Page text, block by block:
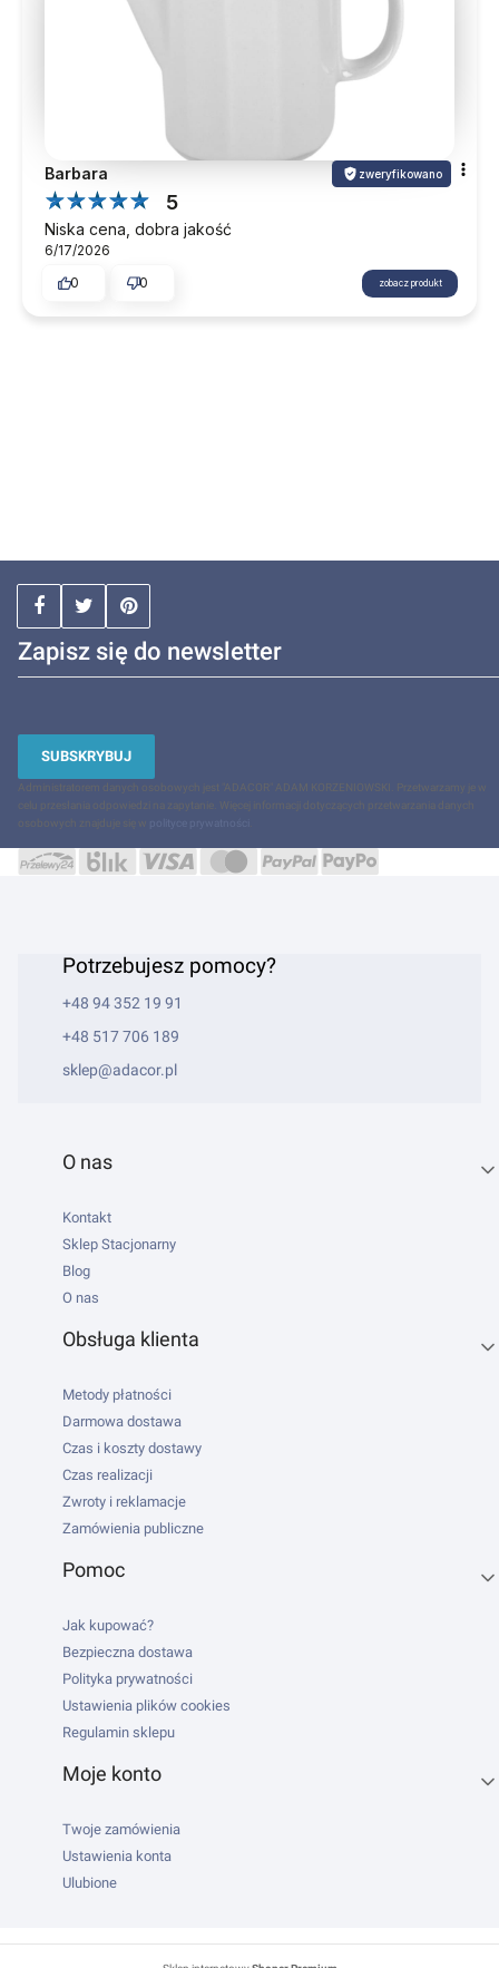
Barbara zweryfikowano
5
Niska cena, dobra jakość
6/17/2026
0
0 zobacz produkt
Zapisz się do newsletter
SUBSKRYBUJ
Administratorem danych osobowych jest "ADACOR" ADAM KORZENIOWSKI. Przetwarzamy je w
celu przesłania odpowiedzi na zapytanie. Więcej informacji dotyczących przetwarzania danych
osobowych znajduje się w
Potrzebujesz pomocy?
+48 94 352 19 91
+48 517 706 189
sklep@adacor.pl
Linki w stopce
O nas
Kontakt
Sklep Stacjonarny
Blog
O nas
Obsługa klienta
Metody płatności
Darmowa dostawa
Czas i koszty dostawy
Czas realizacji
Zwroty i reklamacje
Zamówienia publiczne
Pomoc
Jak kupować?
Bezpieczna dostawa
Polityka prywatności
Ustawienia plików cookies
Regulamin sklepu
Moje konto
Twoje zamówienia
Ustawienia konta
Ulubione